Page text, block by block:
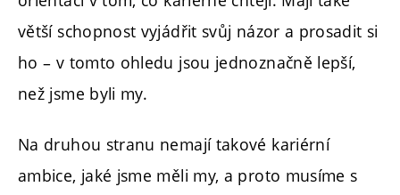
větší schopnost vyjádřit svůj názor a prosadit si
ho – v tomto ohledu jsou jednoznačně lepší,
než jsme byli my.
Na druhou stranu nemají takové kariérní
ambice, jaké jsme měli my, a proto musíme s